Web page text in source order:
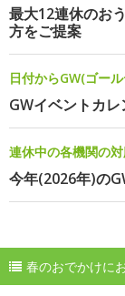
最大12連休のお
方をご提案
日付からGW(ゴー
GWイベントカ
連休中の各機関の
今年(2026年)の
春のおでかけに